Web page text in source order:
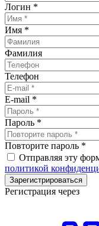
Логин *
Имя *
Фамилия
Телефон
E-mail *
Пароль *
Повторите пароль *
Отправляя эту
политикой
Зарегистрироваться
Регистрация через